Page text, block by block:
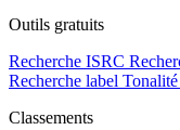
Outils gratuits
Recherche ISRC
Recherche label
Classements